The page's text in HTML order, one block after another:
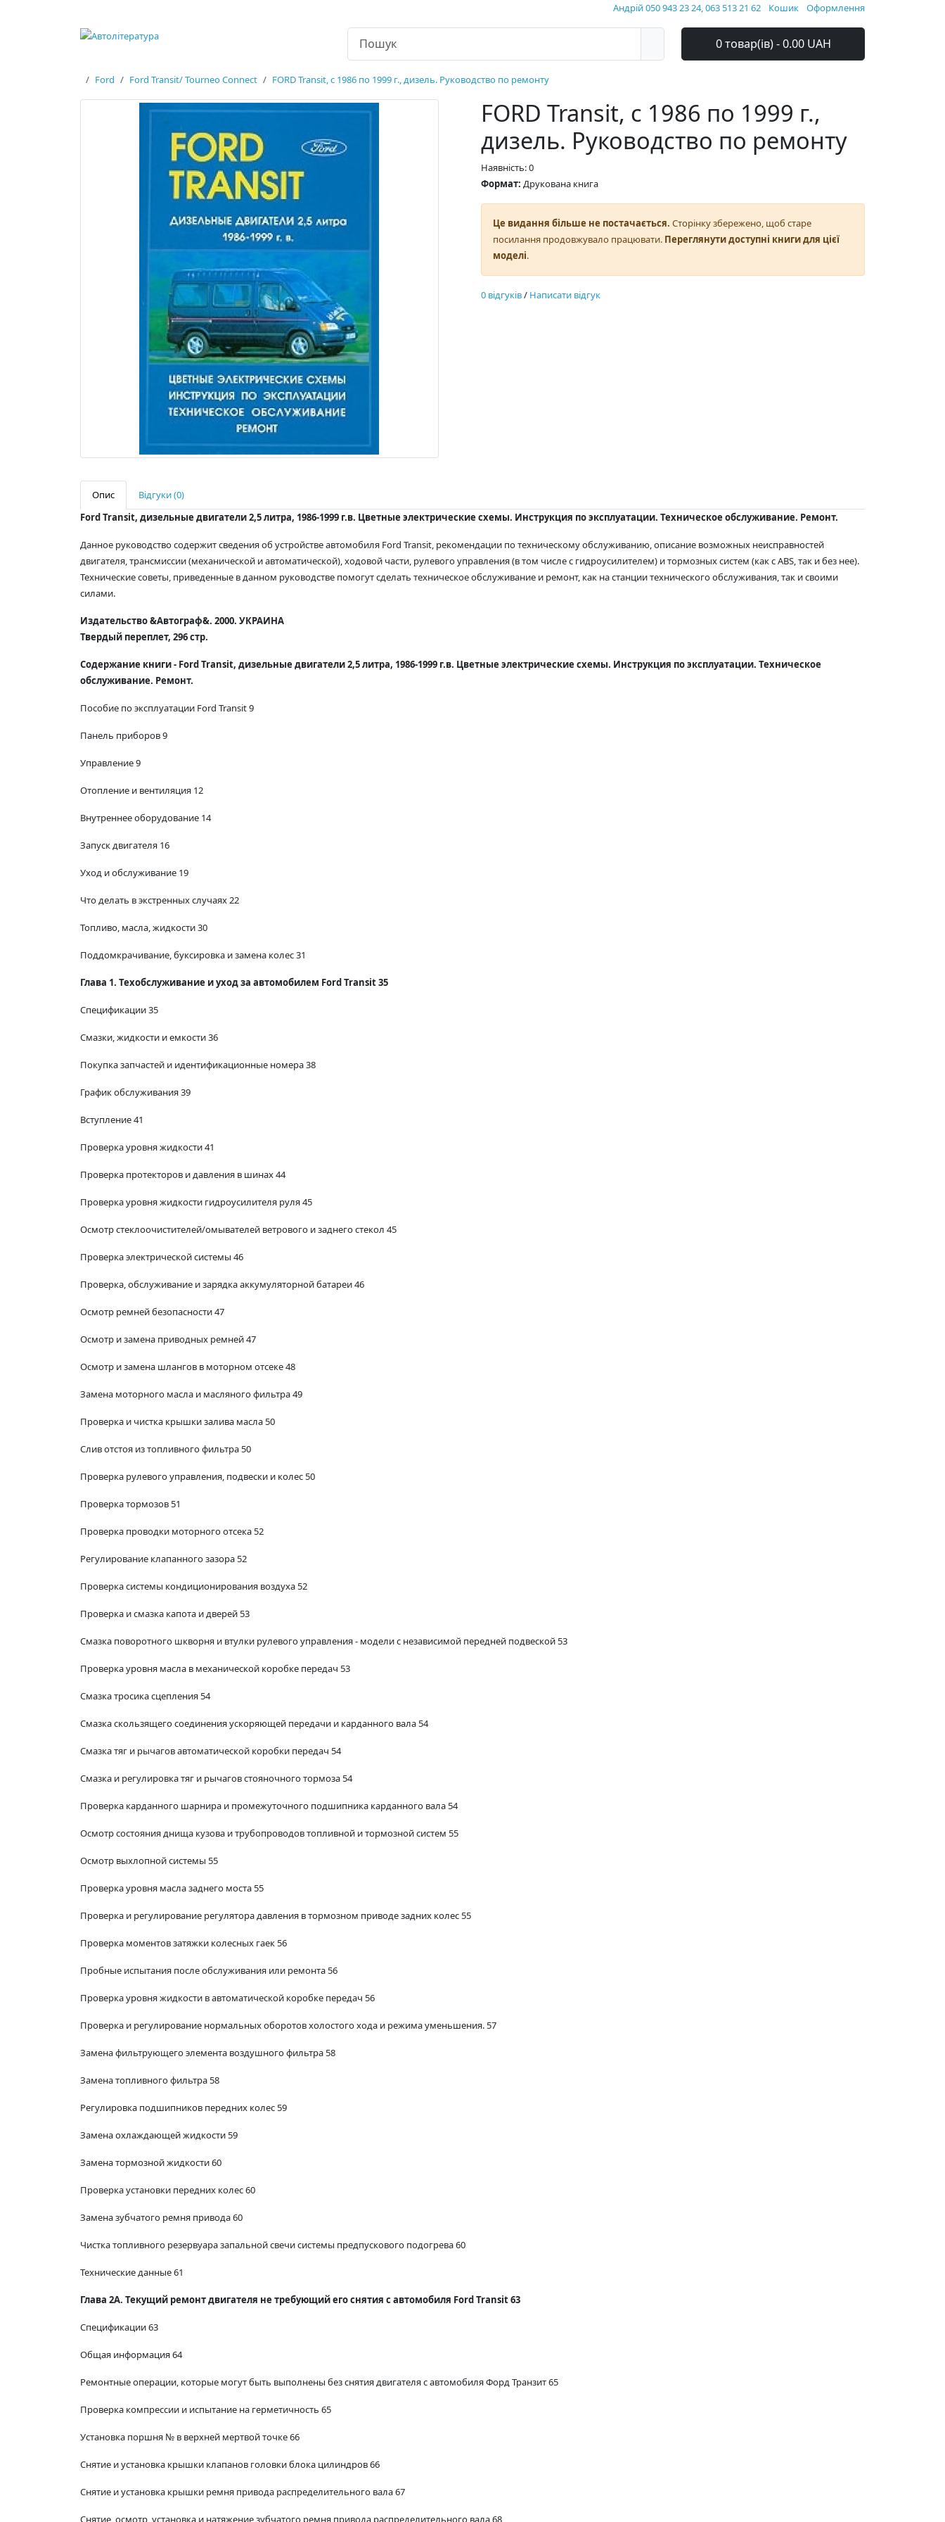
Андрій 050 943 23 24, 063 513 21 62 Кошик Оформлення
0 товар(ів) - 0.00 UAH
Ford Ford Transit/ Tourneo Connect FORD Transit, с 1986 по 1999 г., дизель. Руководство по ремонту
FORD Transit, с 1986 по 1999 г.,
дизель. Руководство по ремонту
Наявність: 0
Формат: Друкована книга
Це видання більше не постачається. Сторінку збережено, щоб старе
посилання продовжувало працювати. Переглянути доступні книги для цієї
моделі.
0 відгуків/ Написати відгук
Опис
Відгуки (0)
Ford Transit, дизельные двигатели 2,5 литра, 1986-1999 г.в. Цветные электрические схемы. Инструкция по эксплуатации. Техническое обслуживание. Ремонт.
Данное руководство содержит сведения об устройстве автомобиля Ford Transit, рекомендации по техническому обслуживанию, описание возможных неисправностей
двигателя, трансмиссии (механической и автоматической), ходовой части, рулевого управления (в том числе с гидроусилителем) и тормозных систем (как с ABS, так и без нее).
Технические советы, приведенные в данном руководстве помогут сделать техническое обслуживание и ремонт, как на станции технического обслуживания, так и своими
силами.
Издательство &Автограф&. 2000. УКРАИНА
Твердый переплет, 296 стр.
Содержание книги - Ford Transit, дизельные двигатели 2,5 литра, 1986-1999 г.в. Цветные электрические схемы. Инструкция по эксплуатации. Техническое
обслуживание. Ремонт.
Пособие по эксплуатации Ford Transit 9
Панель приборов 9
Управление 9
Отопление и вентиляция 12
Внутреннее оборудование 14
Запуск двигателя 16
Уход и обслуживание 19
Что делать в экстренных случаях 22
Топливо, масла, жидкости 30
Поддомкрачивание, буксировка и замена колес 31
Глава 1. Техобслуживание и уход за автомобилем Ford Transit 35
Спецификации 35
Смазки, жидкости и емкости 36
Покупка запчастей и идентификационные номера 38
График обслуживания 39
Вступление 41
Проверка уровня жидкости 41
Проверка протекторов и давления в шинах 44
Проверка уровня жидкости гидроусилителя руля 45
Осмотр стеклоочистителей/омывателей ветрового и заднего стекол 45
Проверка электрической системы 46
Проверка, обслуживание и зарядка аккумуляторной батареи 46
Осмотр ремней безопасности 47
Осмотр и замена приводных ремней 47
Осмотр и замена шлангов в моторном отсеке 48
Замена моторного масла и масляного фильтра 49
Проверка и чистка крышки залива масла 50
Слив отстоя из топливного фильтра 50
Проверка рулевого управления, подвески и колес 50
Проверка тормозов 51
Проверка проводки моторного отсека 52
Регулирование клапанного зазора 52
Проверка системы кондиционирования воздуха 52
Проверка и смазка капота и дверей 53
Смазка поворотного шкворня и втулки рулевого управления - модели с независимой передней подвеской 53
Проверка уровня масла в механической коробке передач 53
Смазка тросика сцепления 54
Смазка скользящего соединения ускоряющей передачи и карданного вала 54
Смазка тяг и рычагов автоматической коробки передач 54
Смазка и регулировка тяг и рычагов стояночного тормоза 54
Проверка карданного шарнира и промежуточного подшипника карданного вала 54
Осмотр состояния днища кузова и трубопроводов топливной и тормозной систем 55
Осмотр выхлопной системы 55
Проверка уровня масла заднего моста 55
Проверка и регулирование регулятора давления в тормозном приводе задних колес 55
Проверка моментов затяжки колесных гаек 56
Пробные испытания после обслуживания или ремонта 56
Проверка уровня жидкости в автоматической коробке передач 56
Проверка и регулирование нормальных оборотов холостого хода и режима уменьшения. 57
Замена фильтрующего элемента воздушного фильтра 58
Замена топливного фильтра 58
Регулировка подшипников передних колес 59
Замена охлаждающей жидкости 59
Замена тормозной жидкости 60
Проверка установки передних колес 60
Замена зубчатого ремня привода 60
Чистка топливного резервуара запальной свечи системы предпускового подогрева 60
Технические данные 61
Глава 2А. Текущий ремонт двигателя не требующий его снятия с автомобиля Ford Transit 63
Спецификации 63
Общая информация 64
Ремонтные операции, которые могут быть выполнены без снятия двигателя с автомобиля Форд Транзит 65
Проверка компрессии и испытание на герметичность 65
Установка поршня № в верхней мертвой точке 66
Снятие и установка крышки клапанов головки блока цилиндров 66
Снятие и установка крышки ремня привода распределительного вала 67
Снятие, осмотр, установка и натяжение зубчатого ремня привода распределительного вала 68